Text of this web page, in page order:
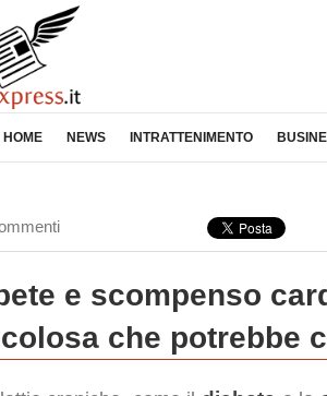
HOME NEWS INTRATTENIMENTO
e scompenso
che potrebbe